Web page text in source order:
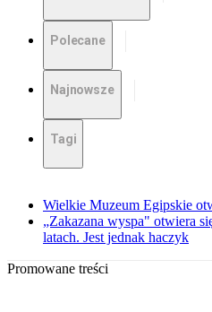
Polecane
Najnowsze
Tagi
Wielkie Muzeum Egipskie
„Zakazana wyspa" otwiera
latach. Jest jednak haczyk
Promowane treści